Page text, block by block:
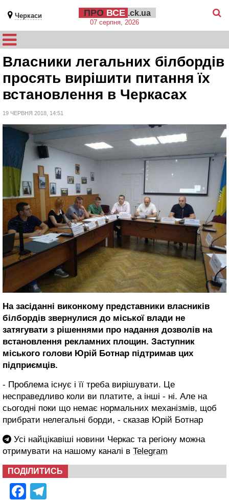
Черкаси ПРО ВСЕ .ck.ua
07 серпня, 2026
Власники легальних білбордів
просять вирішити питання їх
встановлення в Черкасах
19 ЧЕРВНЯ 2018, 14:51
На засіданні виконкому представники власників
білбордів звернулися до міської влади не
затягувати з рішеннями про надання дозволів на
встановлення рекламних площин. Заступник
міського голови Юрій Ботнар підтримав цих
підприємців.
- Проблема існує і її треба вирішувати. Це
несправедливо коли ви платите, а інші - ні. Але на
сьогодні поки що немає нормальних механізмів, щоб
прибрати нелегальні борди, - сказав Юрій Ботнар
Усі найцікавіші новини Черкас та регіону можна
отримувати на нашому каналі в Telegram
ПОДІЛИТИСЬ
Facebook